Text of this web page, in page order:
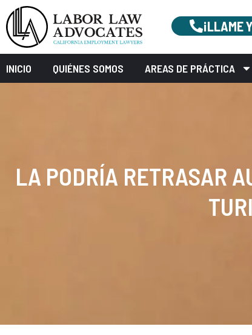
¡LLAME
INICIO QUIÉNES SOMOS AREAS DE PRÁCTICA
LA PODRÍA RETRASAR